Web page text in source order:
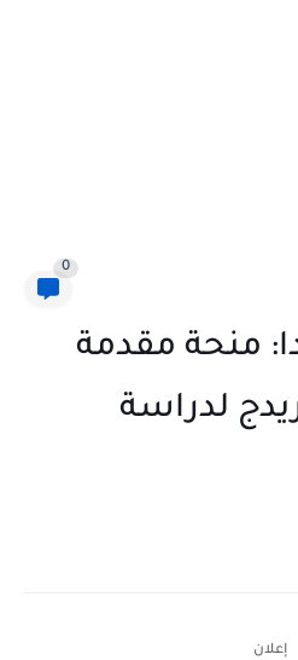
0
منحة مقدمة
لدراسة
إعلان